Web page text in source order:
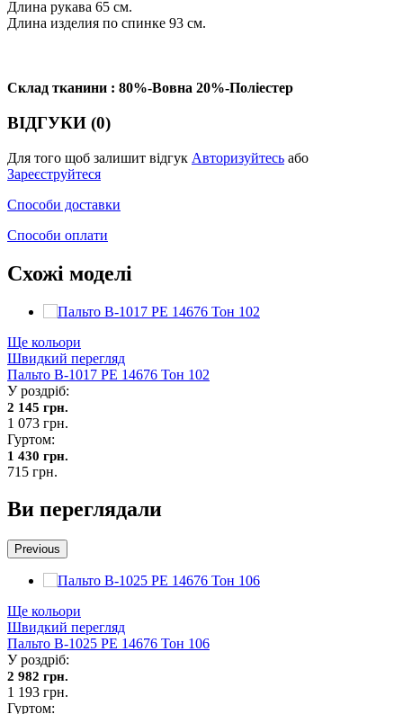
Длина рукава 65 см.
Длина изделия по спинке 93 см.
Склад тканини : 80%-Вовна 20%-Поліестер
ВІДГУКИ (0)
Для того щоб залишит відгук Авторизуйтесь або
Зареєструйтеся
Способи доставки
Способи оплати
Схожі моделі
Ще кольори
Швидкий перегляд
Пальто В-1017 PE 14676 Тон 102
У роздріб:
2 145 грн.
1 073 грн.
Гуртом:
1 430 грн.
715 грн.
Ви переглядали
Previous
Ще кольори
Швидкий перегляд
Пальто В-1025 PE 14676 Тон 106
У роздріб:
2 982 грн.
1 193 грн.
Гуртом: